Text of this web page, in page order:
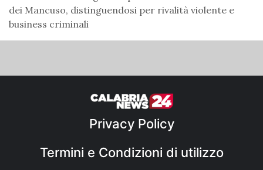
dei Mancuso, distinguendosi per rivalità violente e
business criminali
Privacy Policy
Termini e Condizioni di utilizzo